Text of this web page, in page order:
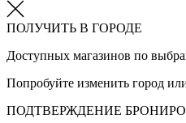
ПОЛУЧИТЬ В ГОРОДЕ
Доступных магазинов по
Попробуйте изменить город
ПОДТВЕРЖДЕНИЕ